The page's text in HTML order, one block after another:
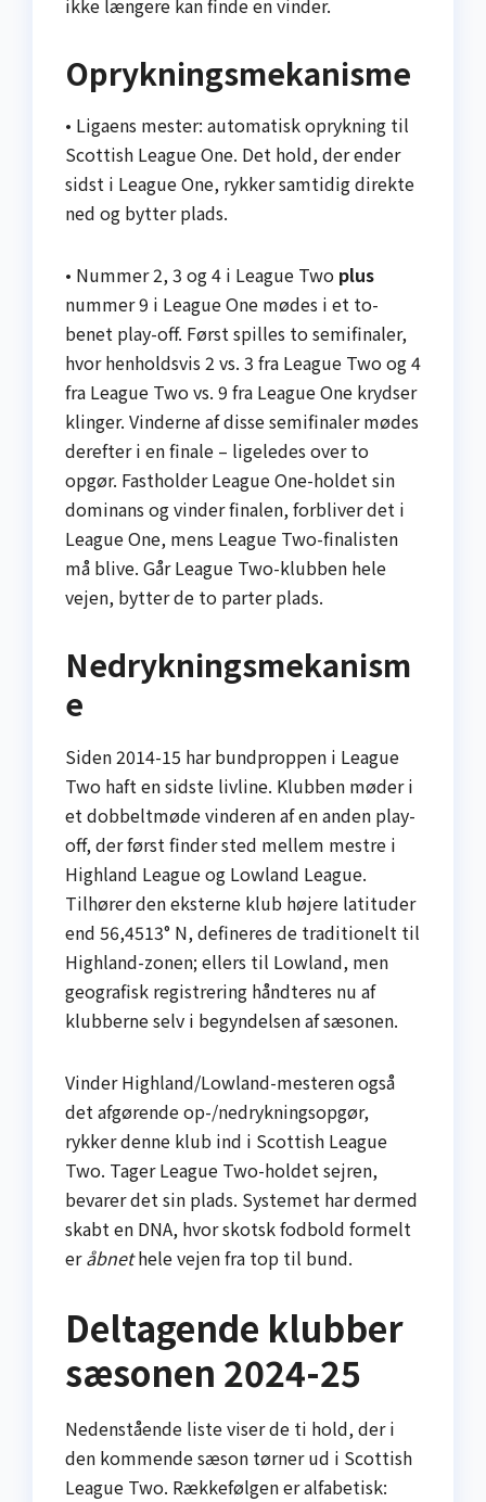
Oprykningsmekanisme
• Ligaens mester: automatisk oprykning til
Scottish League One. Det hold, der ender
sidst i League One, rykker samtidig direkte
ned og bytter plads.
• Nummer 2, 3 og 4 i League Two plus
nummer 9 i League One mødes i et to-
benet play-off. Først spilles to semifinaler,
hvor henholdsvis 2 vs. 3 fra League Two og 4
fra League Two vs. 9 fra League One krydser
klinger. Vinderne af disse semifinaler mødes
derefter i en finale – ligeledes over to
opgør. Fastholder League One-holdet sin
dominans og vinder finalen, forbliver det i
League One, mens League Two-finalisten
må blive. Går League Two-klubben hele
vejen, bytter de to parter plads.
Nedrykningsmekanism
e
Siden 2014-15 har bundproppen i League
Two haft en sidste livline. Klubben møder i
et dobbeltmøde vinderen af en anden play-
off, der først finder sted mellem mestre i
Highland League og Lowland League.
Tilhører den eksterne klub højere latituder
end 56,4513° N, defineres de traditionelt til
Highland-zonen; ellers til Lowland, men
geografisk registrering håndteres nu af
klubberne selv i begyndelsen af sæsonen.
Vinder Highland/Lowland-mesteren også
det afgørende op-/ned­ryk­nings­opgør,
rykker denne klub ind i Scottish League
Two. Tager League Two-holdet sejren,
bevarer det sin plads. Systemet har dermed
skabt en DNA, hvor skotsk fodbold formelt
eråbnethele vejen fra top til bund.
Deltagende klubber
sæsonen 2024-25
Nedenstående liste viser de ti hold, der i
den kommende sæson tørner ud i Scottish
League Two. Rækkefølgen er alfabetisk: